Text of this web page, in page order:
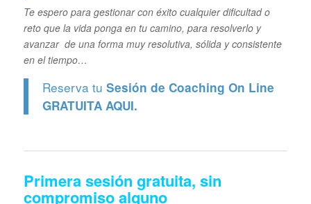
Te espero para gestionar con éxito cualquier dificultad o
reto que la vida ponga en tu camino, para resolverlo y
avanzar de una forma muy resolutiva, sólida y consistente
en el tiempo…
Reserva tu Sesión de Coaching On Line
GRATUITA AQUI.
Primera sesión gratuita, sin
compromiso alguno